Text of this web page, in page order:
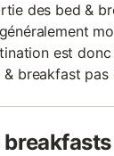
des bed &
est
breakfast pas